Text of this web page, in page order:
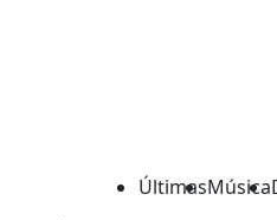
ÚltimasMúsica